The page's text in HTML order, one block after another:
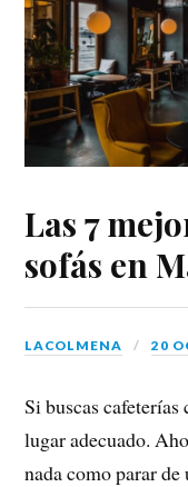
Las 7
sofás en
LACOLMENA 20
Si buscas
lugar adecuado.
nada como parar